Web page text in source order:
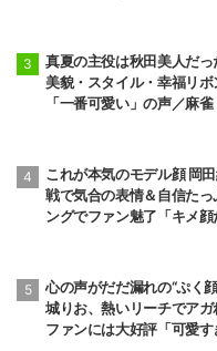
真夏の主役は秋田美人だっ
美貌・スタイル・幸福リ
「一番可愛い」の声／麻
これが本気のモデル顔 岡
戦で気合の表情＆自信た
ングでファン魅了「キメ顔
心の声がだだ漏れの“ぷく
城りお、熱いリーチでアガ
ファンには大好評「可愛す